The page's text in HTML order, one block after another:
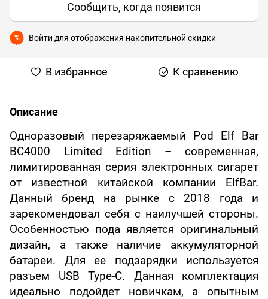
Сообщить, когда появится
% Войти для отображения накопительной скидки
В избранное К сравнению
Описание
Одноразовый перезаряжаемый Pod Elf Bar
BC4000 Limited Edition – современная,
лимитированная серия электронных сигарет
от известной китайской компании ElfBar.
Данный бренд на рынке с 2018 года и
зарекомендовал себя с наилучшей стороны.
Особенностью пода является оригинальный
дизайн, а также наличие аккумуляторной
батареи. Для ее подзарядки используется
разъем USB Type-C. Данная комплектация
идеально подойдет новичкам, а опытным